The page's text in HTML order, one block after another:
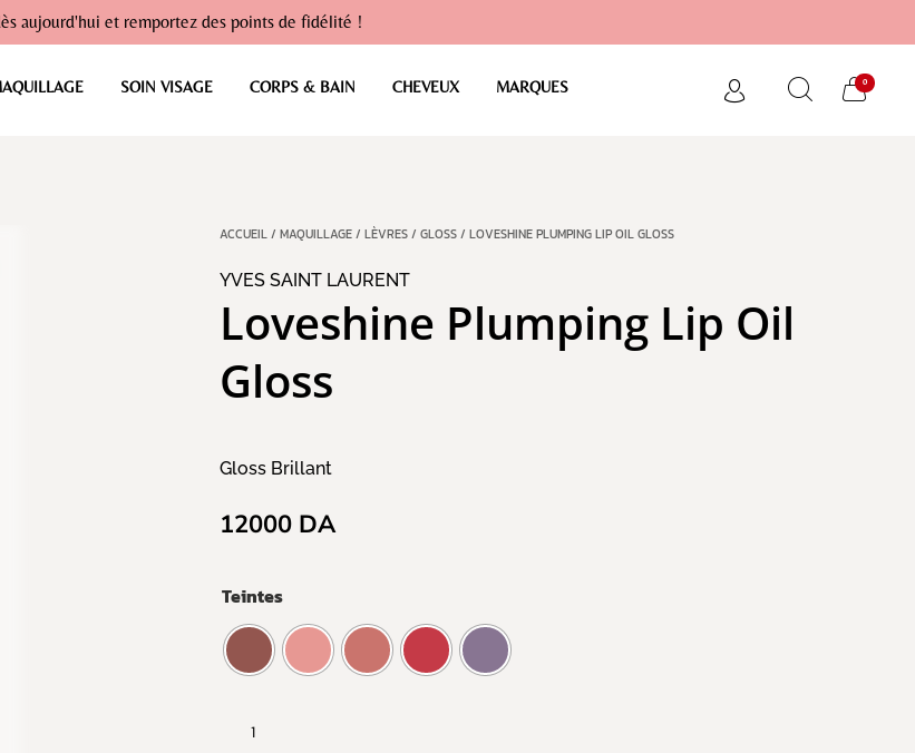
aujourd'hui et remportez des points de fidélité !
SOIN VISAGE CORPS & BAIN CHEVEUX MARQUES 0
ACCUEIL/ MAQUILLAGE/ LÈVRES/ GLOSS/ LOVESHINE PLUMPING LIP OIL GLOSS
YVES SAINT LAURENT
Loveshine Plumping Lip Oil
Gloss
Gloss Brillant
12000 DA
Teintes